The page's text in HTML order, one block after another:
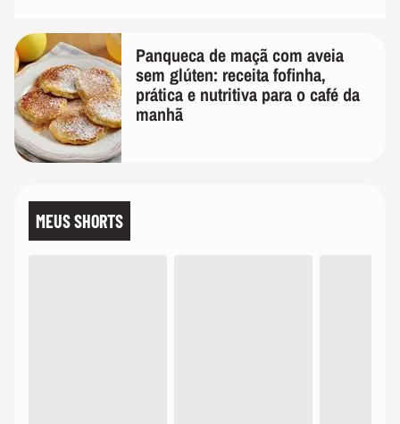
Panqueca de maçã com aveia
sem glúten: receita fofinha,
prática e nutritiva para o café da
manhã
MEUS SHORTS